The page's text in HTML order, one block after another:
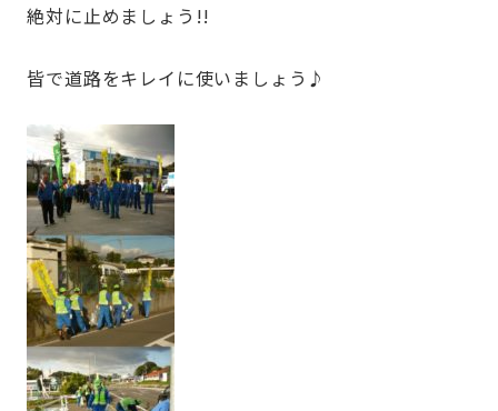
絶対に止めましょう!!
皆で道路をキレイに使いましょう♪